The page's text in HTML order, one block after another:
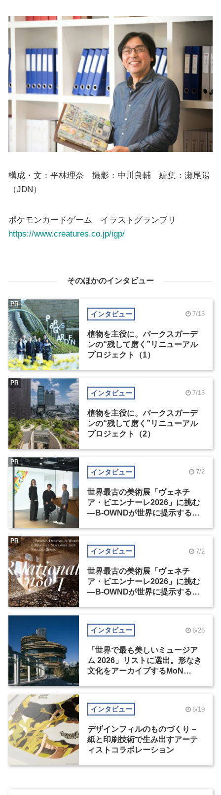
構成・文：平林理奈 撮影：中川良輔 編集：瀬尾陽
（JDN）
ポケモンカードゲーム イラストグランプリ
https://www.creatures.co.jp/igp/
そのほかのインタビュー
インタビュー 7/13
植物を主役に。パークスガーデ
ンの“残して磨く”リニューアル
プロジェクト（1）
PR
インタビュー 7/13
植物を主役に。パークスガーデ
ンの“残して磨く”リニューアル
プロジェクト（2）
PR
インタビュー 7/2
世界最古の美術展「ヴェネチ
ア・ビエンナーレ2026」に挑む
―B-OWNDが世界に提示する美
PR
インタビュー 7/2
世界最古の美術展「ヴェネチ
ア・ビエンナーレ2026」に挑む
―B-OWNDが世界に提示する美
PR
インタビュー 6/26
「世界で最も美しいミュージア
ム 2026」リストに選出。形なき
文化をアーカイブするMoN
インタビュー 6/19
デザインフィルのものづくり－
紙と印刷技術で生み出すアーテ
ィストコラボレーション